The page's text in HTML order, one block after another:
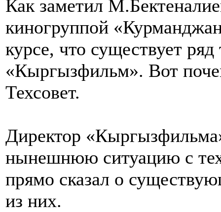
Как заметил
киногруппой
курсе, что существует
«Кыргызфильм». Вот
Техсовет.
Директор
нынешнюю ситуацию с
прямо сказал о
из них.